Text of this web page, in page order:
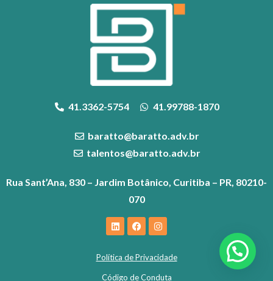
41.3362-5754 41.99788-1870
baratto@baratto.adv.br
talentos@baratto.adv.br
Rua Sant’Ana, 830 – Jardim Botânico, Curitiba – PR, 80210-
070
Política de Privacidade
Código de Conduta